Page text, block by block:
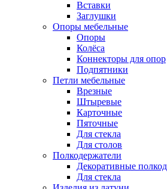
Вставки
Заглушки
Опоры мебельные
Опоры
Колёса
Коннекторы для опор
Подпятники
Петли мебельные
Врезные
Штыревые
Карточные
Пяточные
Для стекла
Для столов
Полкодержатели
Декоративные
Для стекла